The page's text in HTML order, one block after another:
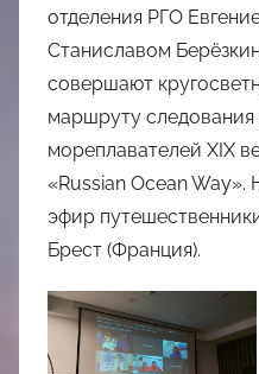
отделения РГО
Станиславом
совершают
маршруту следования
мореплавателей XIX
«Russian Ocean
эфир
Брест (Франция).